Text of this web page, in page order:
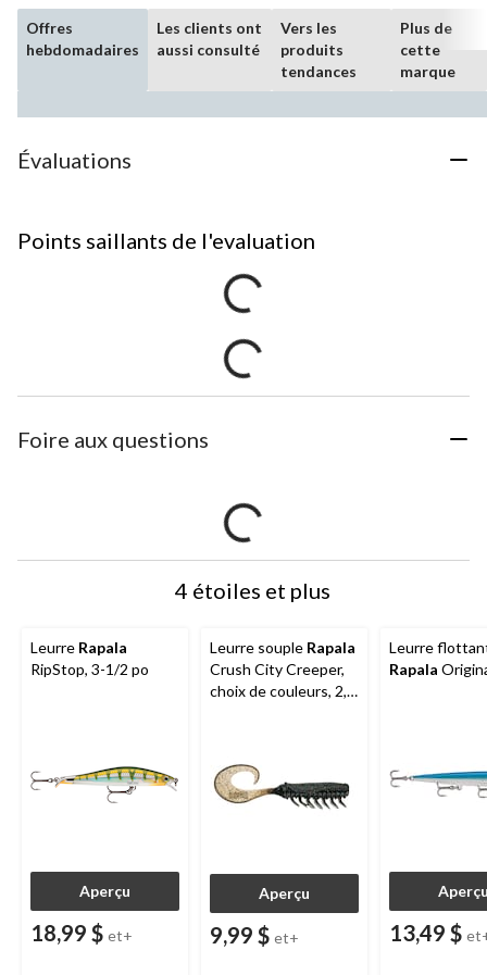
Offres
hebdomadaires
Les clients ont
aussi consulté
Vers les
produits
tendances
Plus de
cette
marque
Évaluations
Points saillants de l'evaluation
Foire aux questions
4 étoiles et plus
Leurre Rapala
RipStop, 3-1/2 po
Aperçu
18,99 $ et+
Leurre souple Rapala
Crush City Creeper,
choix de couleurs, 2,5
Aperçu
9,99 $ et+
Leurre
Rapala
13,49 $